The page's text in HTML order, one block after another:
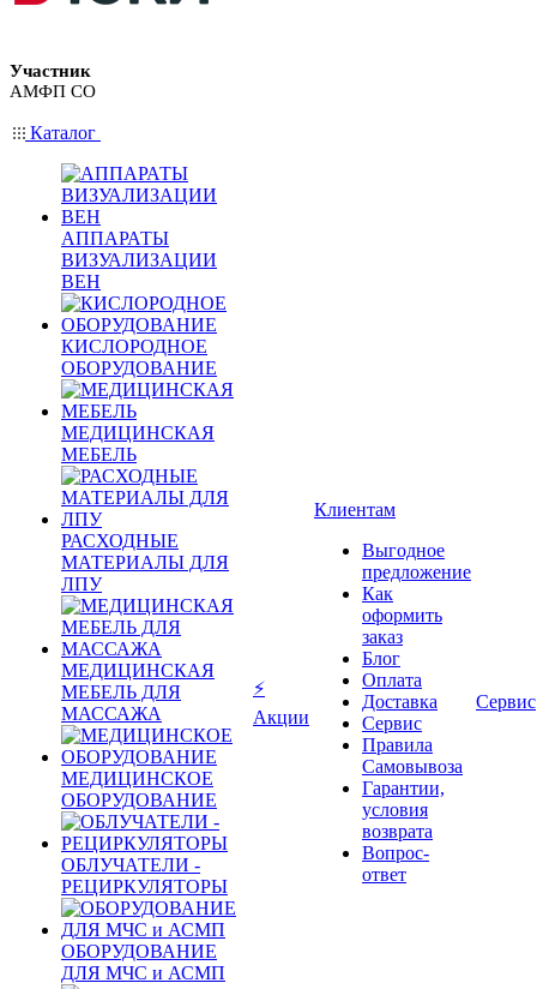
Участник
АМФП СО
Каталог
АППАРАТЫ
ВИЗУАЛИЗАЦИИ
ВЕН
КИСЛОРОДНОЕ
ОБОРУДОВАНИЕ
МЕДИЦИНСКАЯ
МЕБЕЛЬ
РАСХОДНЫЕ
МАТЕРИАЛЫ ДЛЯ
ЛПУ
МЕДИЦИНСКАЯ
МЕБЕЛЬ ДЛЯ
МАССАЖА
МЕДИЦИНСКОЕ
ОБОРУДОВАНИЕ
ОБЛУЧАТЕЛИ -
РЕЦИРКУЛЯТОРЫ
ОБОРУДОВАНИЕ
ДЛЯ МЧС и АСМП
⚡
Акции
Клиентам
Выгодное
предложение
Как
оформить
заказ
Блог
Оплата
Доставка
Сервис
Правила
Самовывоза
Гарантии,
условия
возврата
Вопрос-
ответ
Сервис